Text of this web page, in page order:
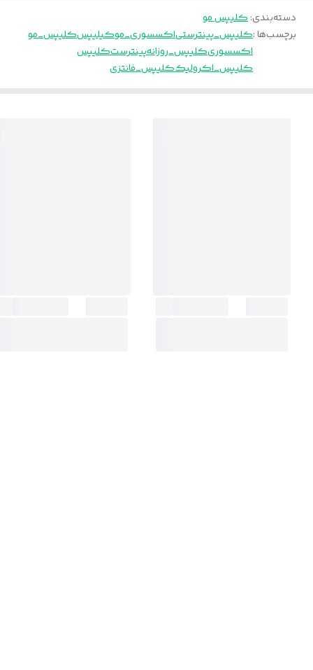
دسته‌بندی:کلیپس مو
برچسب‌ها :کلیپس_پینترستیاکسسوری_موکیلیپسکلیپس_مو
اکسسوریکلیپس_روزانهپینترستکلیپس
کلیپس_اکرولیککلیپس_فانتزی